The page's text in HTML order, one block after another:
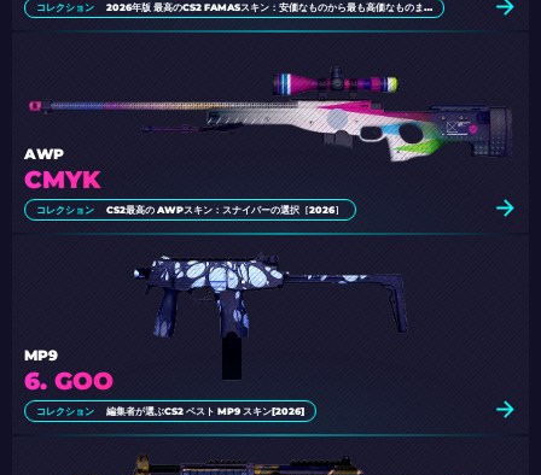
コレクション 2026年版 最高のCS2 FAMASスキン：安価なものから最も高価なものまで
CMYK
AWP
コレクション CS2最高の AWPスキン：スナイパーの選択［2026］
6. GOO
MP9
コレクション 編集者が選ぶCS2 ベスト MP9 スキン[2026]